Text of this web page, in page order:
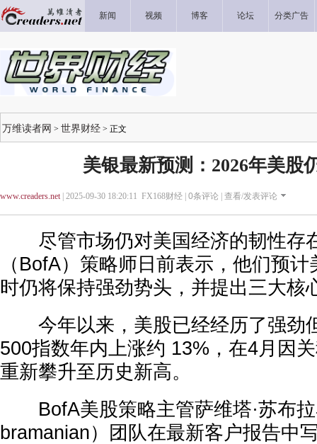
新闻 视频 博客 论坛 分类广告
万维读者网 > 世界财经 > 正文
美银最新预测：2026年美股
www.creaders.net| 2025-09-30 18:20:11 FX168财经 | 0条评论 | 查看/发表评论
尽管市场仍对美国经济的韧性存
（BofA）策略师日前表示，他们预
时仍将保持强劲势头，并提出三大核
今年以来，美股已经经历了强劲
500指数年内上涨约 13%，在4月因
重新攀升至历史新高。
BofA美股策略主管萨维塔·苏布拉
bramanian）团队在最新客户报告中